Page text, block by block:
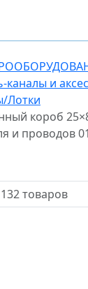
каналы и
Лотки
короб
и проводов
названию или